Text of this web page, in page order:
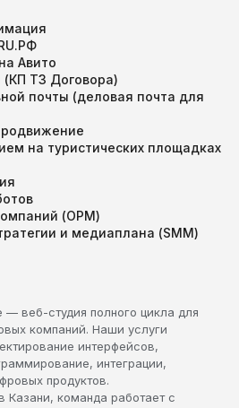
Авито
ТЗ Договора)
почты (деловая почта для
на туристических площадках
(ОРМ)
и медиаплана (SMM)
— веб-студия полного цикла для
компаний. Наши услуги
интерфейсов,
интеграции,
продуктов.
Казани, команда работает с